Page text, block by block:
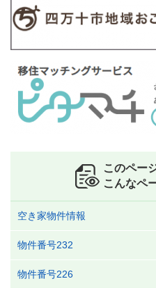
このペー
こんなペ
空き家物件情報
物件番号232
物件番号226